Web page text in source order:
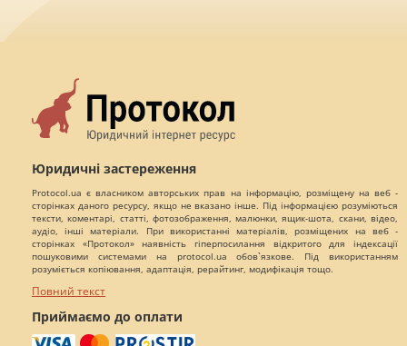
Юридичні застереження
Protocol.ua є власником авторських прав на інформацію, розміщену на веб -
сторінках даного ресурсу, якщо не вказано інше. Під інформацією розуміються
тексти, коментарі, статті, фотозображення, малюнки, ящик-шота, скани, відео,
аудіо, інші матеріали. При використанні матеріалів, розміщених на веб -
сторінках «Протокол» наявність гіперпосилання відкритого для індексації
пошуковими системами на protocol.ua обов`язкове. Під використанням
розуміється копіювання, адаптація, рерайтинг, модифікація тощо.
Повний текст
Приймаємо до оплати